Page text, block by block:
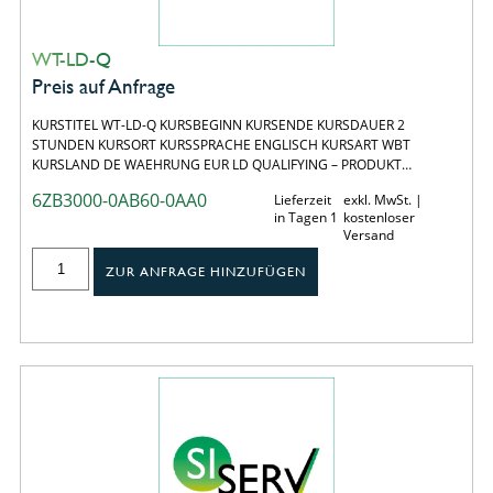
WT-LD-Q
Preis auf Anfrage
KURSTITEL WT-LD-Q KURSBEGINN KURSENDE KURSDAUER 2
STUNDEN KURSORT KURSSPRACHE ENGLISCH KURSART WBT
KURSLAND DE WAEHRUNG EUR LD QUALIFYING – PRODUKT…
6ZB3000-0AB60-0AA0
Lieferzeit
in Tagen 1
exkl. MwSt. |
kostenloser
Versand
ZUR ANFRAGE HINZUFÜGEN